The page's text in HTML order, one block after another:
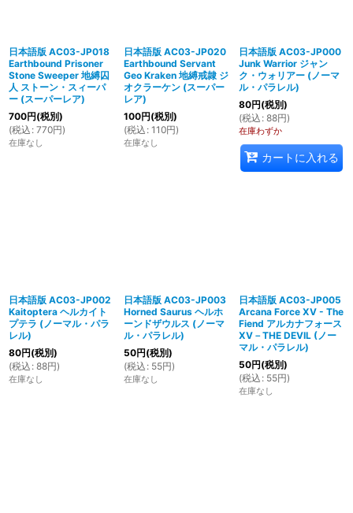
日本語版 AC03-JP018
Earthbound Prisoner
Stone Sweeper 地縛囚
人 ストーン・スィーパ
ー (スーパーレア)
700円(税別)
(税込 : 770円)
在庫なし
日本語版 AC03-JP020
Earthbound Servant
Geo Kraken 地縛戒隷 ジ
オクラーケン (スーパー
レア)
100円(税別)
(税込 : 110円)
在庫なし
日本語版 AC03-JP000
Junk Warrior ジャン
ク・ウォリアー (ノーマ
ル・パラレル)
80円(税別)
(税込 : 88円)
在庫わずか
カートに入れる
日本語版 AC03-JP002
Kaitoptera ヘルカイト
プテラ (ノーマル・パラ
レル)
80円(税別)
(税込 : 88円)
在庫なし
日本語版 AC03-JP003
Horned Saurus ヘルホ
ーンドザウルス (ノーマ
ル・パラレル)
50円(税別)
(税込 : 55円)
在庫なし
日本語版 AC03-JP005
Arcana Force XV - The
Fiend アルカナフォース
XV－THE DEVIL (ノー
マル・パラレル)
50円(税別)
(税込 : 55円)
在庫なし